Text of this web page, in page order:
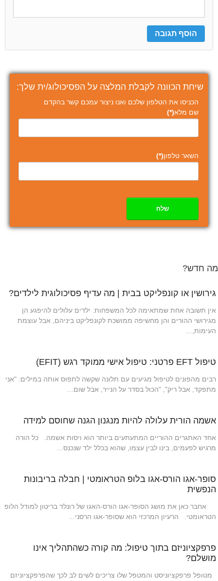
שיחת הכוונה לקבלת המלצה על הפסיכולוג/ית שלך:
הכניסו את הטלפון שלכם ואנו ניצור עמכם קשר בהקדם
שם מלא(*)
השאר טלפון(*)
שלח
מה חדש?
גירושין או קונפליקט בבית | מה עדיף פסיכולוגית לילדים?
אין תשובה אחת שמתאימה לכל המשפחות. ילדים עלולים להיפגע הן
מגירושי ההורים והן מחשיפה ממושכת לקונפליקט ביניהם, אבל עוצמת
העימות,…
טיפול EFT פרטני: טיפול אישי ממוקד רגש (EFIT)
רבים מהפונים לטיפול מגיעים עם תלונה שקשה לתפוס אותה במילים: "אני
מתפקד, אבל ריק", "הכול בסדר על הנייר, אבל שום…
אשמה הורית עלולה להיות מנגנון הגנה שחוסם למידה
אחד האתגרים ההוריים המתעתעים ביותר הוא ויסות אשמה. כל הורה
מרגיש לפעמים, בינו לבין עצמו, שהוא בכלל ילד שנכנס…
סופר-אגו הורס-אגו בלופ הטראומטי | חבלה בריבונות
הנפשית
אחבר כאן את מושג הסופר-אגו הורס-האגו של רונלד בריטון למודל הלופ
הטראומטי. הרעיון המרכזי הוא שסופר-אגו הרסני…
פרפקציוניזם בתוך טיפול: מה קורה כשהתהליך אינו
מושלם?
מטופל פרפקציוניסט והמטפל שלו צריכים לשים לב לכך שהפרפקציוניזם